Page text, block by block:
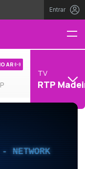
Entrar
AR
TV
RTP
NETWORK